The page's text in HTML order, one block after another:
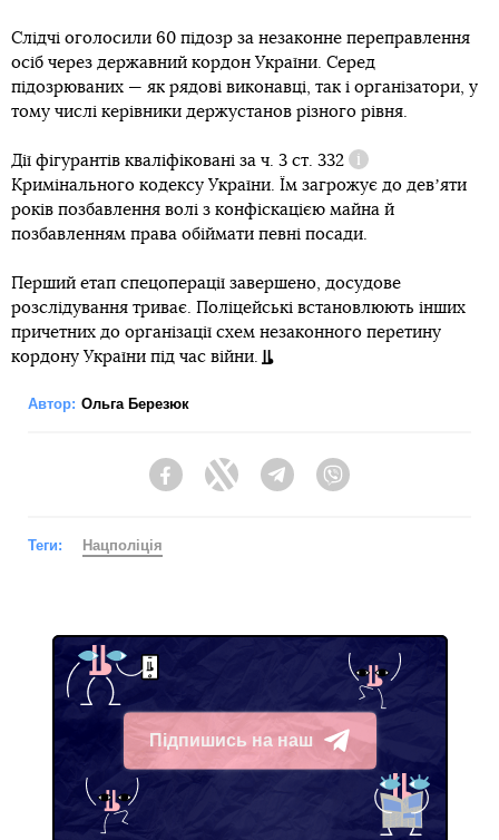
Слідчі оголосили 60 підозр за незаконне переправлення
осіб через державний кордон України. Серед
підозрюваних — як рядові виконавці, так і організатори, у
тому числі керівники держустанов різного рівня.
Дії фігурантів кваліфіковані за ч. 3 ст. 332
Довідка
Кримінального кодексу України. Їм загрожує до девʼяти
років позбавлення волі з конфіскацією майна й
позбавленням права обіймати певні посади.
Перший етап спецоперації завершено, досудове
розслідування триває. Поліцейські встановлюють інших
причетних до організації схем незаконного перетину
кордону України під час війни.
Автор: Ольга Березюк
FacebookTwitter Telegram
Теги: Нацполіція
Підпишись на наш
Telegram